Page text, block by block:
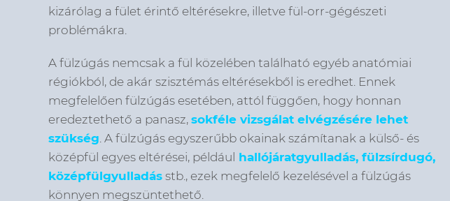
kizárólag a fület érintő eltérésekre, illetve fül-orr-gégészeti
problémákra.
A fülzúgás nemcsak a fül közelében található egyéb anatómiai
régiókból, de akár szisztémás eltérésekből is eredhet. Ennek
megfelelően fülzúgás esetében, attól függően, hogy honnan
eredeztethető a panasz, sokféle vizsgálat elvégzésére lehet
szükség. A fülzúgás egyszerűbb okainak számítanak a külső- és
középfül egyes eltérései, például hallójáratgyulladás, fülzsírdugó,
középfülgyulladásstb., ezek megfelelő kezelésével a fülzúgás
könnyen megszüntethető.